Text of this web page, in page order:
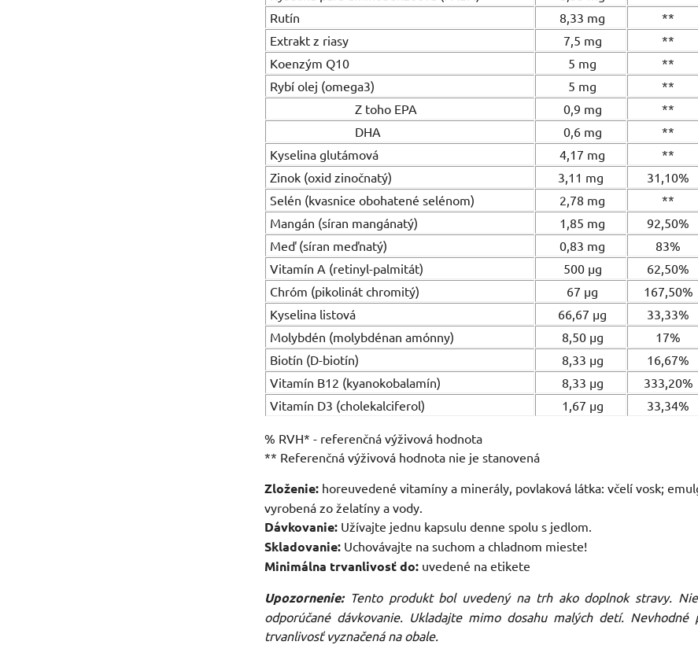
Rutín
8,33 mg
**
Extrakt z riasy
7,5 mg
**
Koenzým Q10
5 mg
**
Rybí olej (omega3)
5 mg
**
Z toho EPA
0,9 mg
**
DHA
0,6 mg
**
Kyselina glutámová
4,17 mg
**
Zinok (oxid zinočnatý)
3,11 mg
31,10%
Selén (kvasnice obohatené selénom)
2,78 mg
**
Mangán (síran mangánatý)
1,85 mg
92,50%
Meď (síran meďnatý)
0,83 mg
83%
Vitamín A (retinyl-palmitát)
500 µg
62,50%
Chróm (pikolinát chromitý)
67 µg
167,50%
Kyselina listová
66,67 µg
33,33%
Molybdén (molybdénan amónny)
8,50 µg
17%
Biotín (D-biotín)
8,33 µg
16,67%
Vitamín B12 (kyanokobalamín)
8,33 µg
333,20%
Vitamín D3 (cholekalciferol)
1,67 µg 33,34%
% RVH* - referenčná výživová hodnota
** Referenčná výživová hodnota nie je stanovená
Zloženie: horeuvedené vitamíny a minerály, povlaková látka: včelí vosk;
vyrobená zo želatíny a vody.
Dávkovanie: Užívajte jednu kapsulu denne spolu s jedlom.
Skladovanie: Uchovávajte na suchom a chladnom mieste!
Minimálna trvanlivosť do: uvedené na etikete
Upozornenie:Tento produkt bol uvedený na trh ako doplnok stravy.
odporúčané dávkovanie. Ukladajte mimo dosahu malých detí.
trvanlivosť vyznačená na obale.